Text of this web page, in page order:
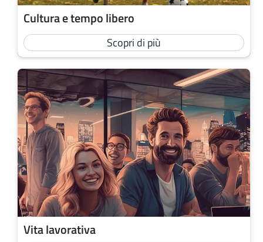
Cultura e tempo libero
Scopri di più
Vita lavorativa